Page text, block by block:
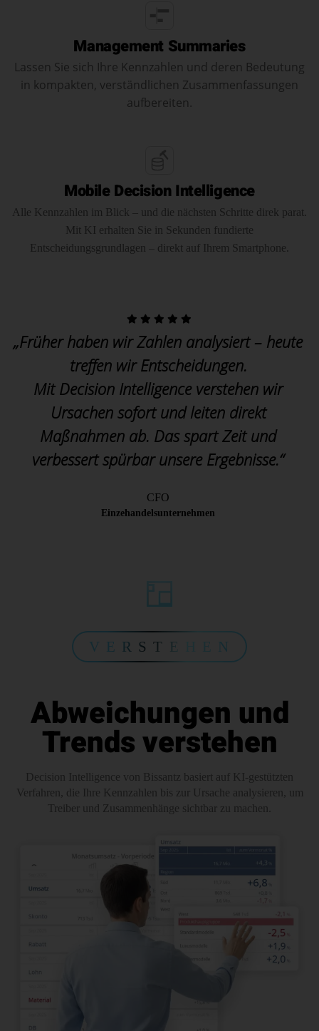
Management Summaries
Lassen Sie sich Ihre Kennzahlen und deren Bedeutung
in kompakten, verständlichen Zusammenfassungen
aufbereiten.
Mobile Decision Intelligence
Alle Kennzahlen im Blick – und die nächsten Schritte direk parat.
Mit KI erhalten Sie in Sekunden fundierte
Entscheidungsgrundlagen – direkt auf Ihrem Smartphone.
„Früher haben wir Zahlen analysiert – heute
treffen wir Entscheidungen.
Mit Decision Intelligence verstehen wir
Ursachen sofort und leiten direkt
Maßnahmen ab. Das spart Zeit und
verbessert spürbar unsere Ergebnisse.“
CFO
Einzehandelsunternehmen
V E R S T E H E N
Abweichungen und
Trends verstehen
Decision Intelligence von Bissantz basiert auf KI-gestützten
Verfahren, die Ihre Kennzahlen bis zur Ursache analysieren, um
Treiber und Zusammenhänge sichtbar zu machen.